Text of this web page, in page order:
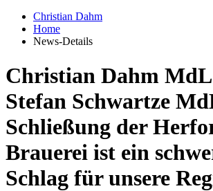
Christian Dahm
Home
News-Details
Christian Dahm
Stefan Schwartze
Schließung der
Brauerei ist ein
Schlag für unsere